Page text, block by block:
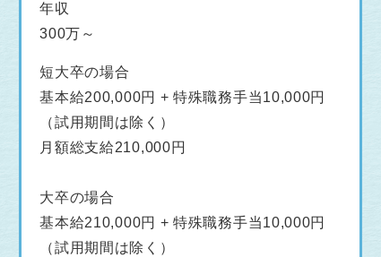
年収
300万～
短大卒の場合
基本給200,000円 + 特殊職務手当10,000円
（試用期間は除く）
月額総支給210,000円
大卒の場合
基本給210,000円 + 特殊職務手当10,000円
（試用期間は除く）